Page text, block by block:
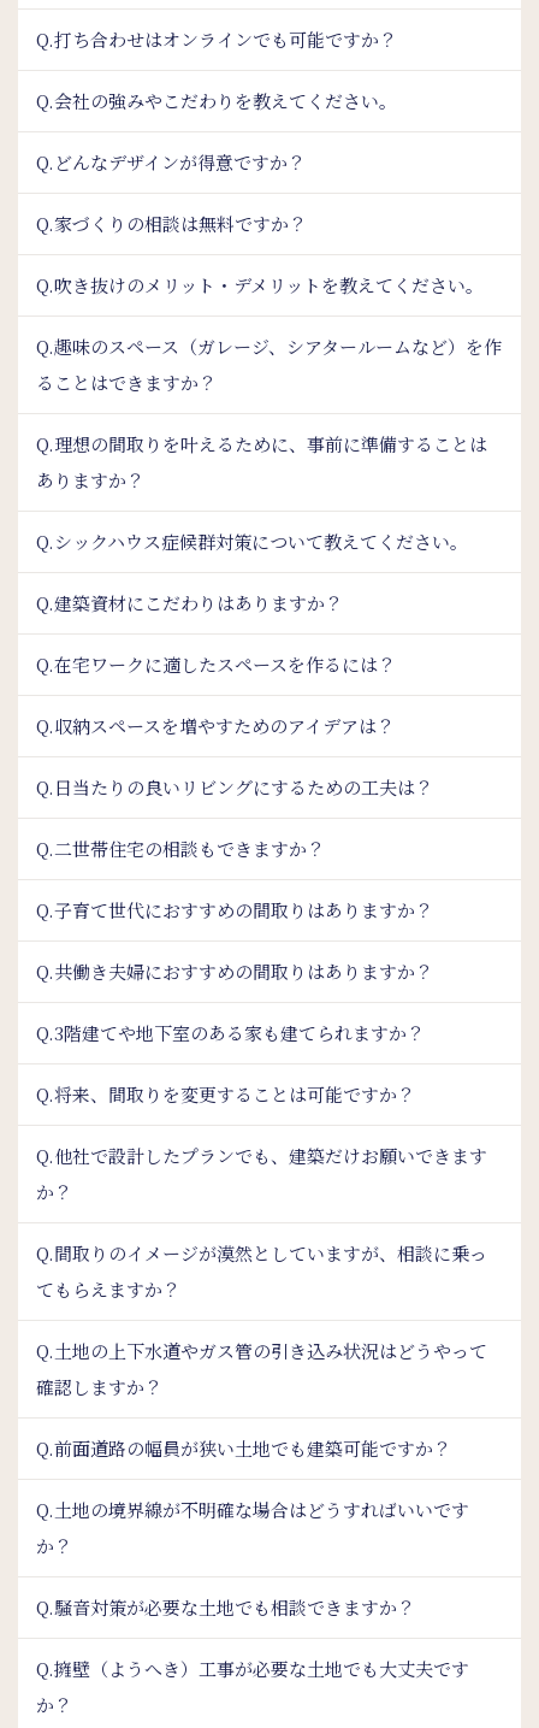
Q.打ち合わせはオンラインでも可能ですか？
Q.会社の強みやこだわりを教えてください。
Q.どんなデザインが得意ですか？
Q.家づくりの相談は無料ですか？
Q.吹き抜けのメリット・デメリットを教えてください。
Q.趣味のスペース（ガレージ、シアタールームなど）を作
ることはできますか？
Q.理想の間取りを叶えるために、事前に準備することは
ありますか？
Q.シックハウス症候群対策について教えてください。
Q.建築資材にこだわりはありますか？
Q.在宅ワークに適したスペースを作るには？
Q.収納スペースを増やすためのアイデアは？
Q.日当たりの良いリビングにするための工夫は？
Q.二世帯住宅の相談もできますか？
Q.子育て世代におすすめの間取りはありますか？
Q.共働き夫婦におすすめの間取りはありますか？
Q.3階建てや地下室のある家も建てられますか？
Q.将来、間取りを変更することは可能ですか？
Q.他社で設計したプランでも、建築だけお願いできます
か？
Q.間取りのイメージが漠然としていますが、相談に乗っ
てもらえますか？
Q.土地の上下水道やガス管の引き込み状況はどうやって
確認しますか？
Q.前面道路の幅員が狭い土地でも建築可能ですか？
Q.土地の境界線が不明確な場合はどうすればいいです
か？
Q.騒音対策が必要な土地でも相談できますか？
Q.擁壁（ようへき）工事が必要な土地でも大丈夫です
か？